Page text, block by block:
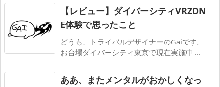
【レビュー】ダイバーシティVRZON
E体験で思ったこと
どうも、トライバルデザイナーのGaiです。
お台場ダイバーシティ東京で現在実施中 ...
ああ、またメンタルがおかしくなっ